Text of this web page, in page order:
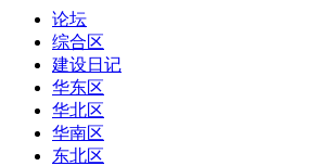
论坛
综合区
建设日记
华东区
华北区
华南区
东北区